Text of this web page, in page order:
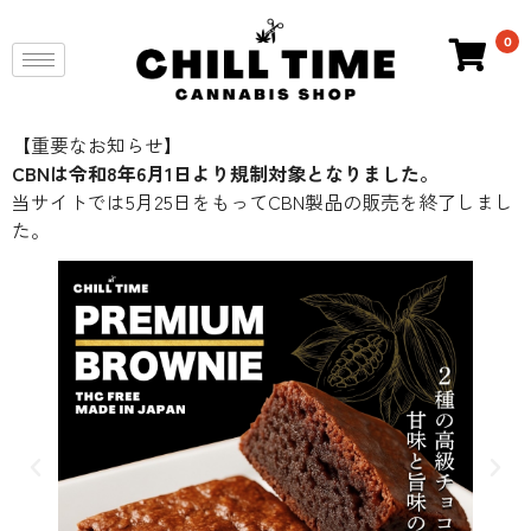
0
【重要なお知らせ】
CBNは令和8年6月1日より規制対象となりました。
当サイトでは5月25日をもってCBN製品の販売を終了しまし
た。